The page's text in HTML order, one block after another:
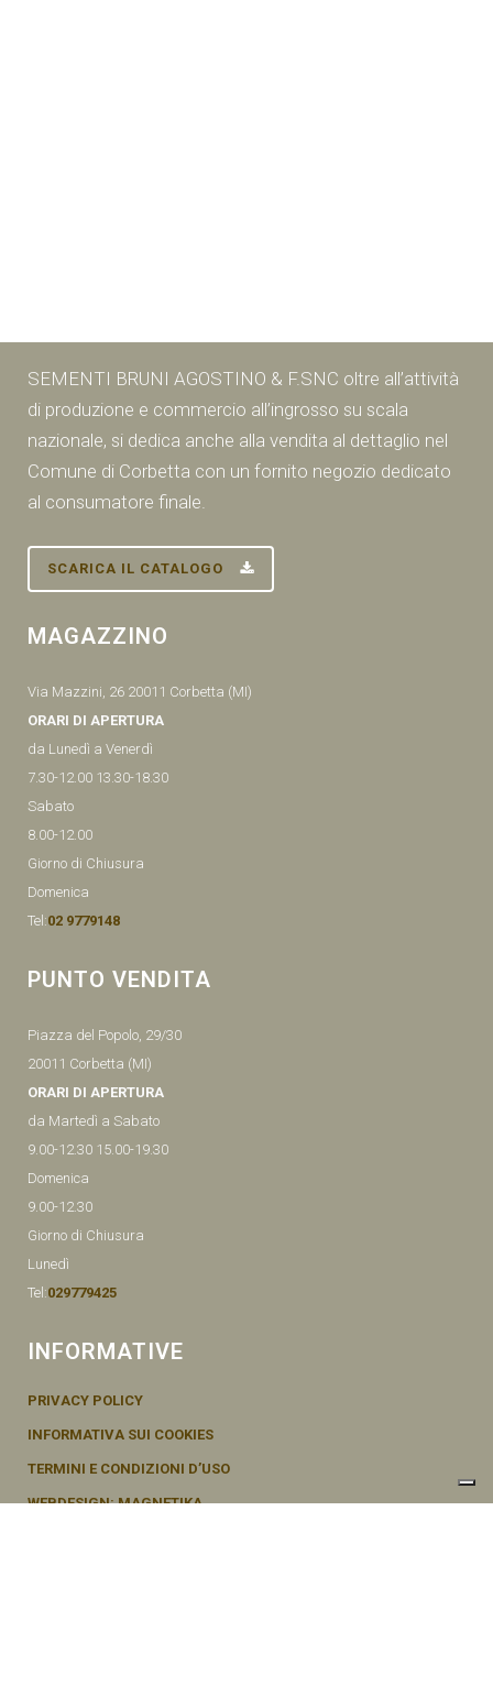
SEMENTI BRUNI AGOSTINO & F.SNC oltre all’attività
di produzione e commercio all’ingrosso su scala
nazionale, si dedica anche alla vendita al dettaglio nel
Comune di Corbetta con un fornito negozio dedicato
al consumatore finale.
SCARICA IL CATALOGO
MAGAZZINO
Via Mazzini, 26 20011 Corbetta (MI)
ORARI DI APERTURA
da Lunedì a Venerdì
7.30-12.00 13.30-18.30
Sabato
8.00-12.00
Giorno di Chiusura
Domenica
Tel:02 9779148
PUNTO VENDITA
Piazza del Popolo, 29/30
20011 Corbetta (MI)
ORARI DI APERTURA
da Martedì a Sabato
9.00-12.30 15.00-19.30
Domenica
9.00-12.30
Giorno di Chiusura
Lunedì
Tel:029779425
INFORMATIVE
PRIVACY POLICY
INFORMATIVA SUI COOKIES
TERMINI E CONDIZIONI D’USO
WEBDESIGN: MAGNETIKA